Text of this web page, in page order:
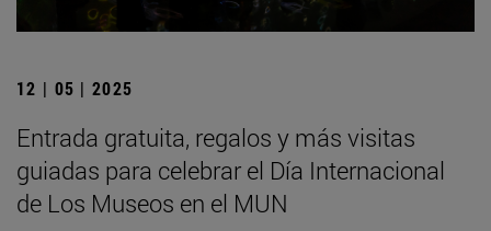
12 | 05 | 2025
Entrada gratuita, regalos y más visitas
guiadas para celebrar el Día Internacional
de Los Museos en el MUN